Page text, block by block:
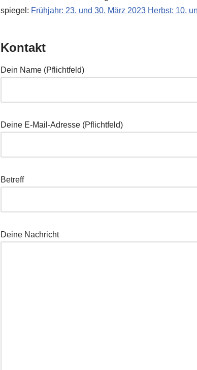
spie­gel: Früh­jahr: 23. und 30. März 2023 Herbst: 10.
Kontakt
Dein Name (Pflicht­feld)
Dei­ne E‑Mail-Adres­se (Pflicht­feld)
Betreff
Dei­ne Nachricht